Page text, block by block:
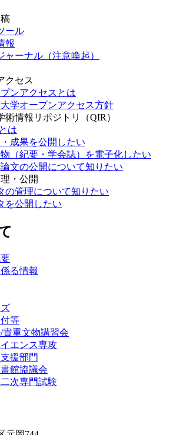
ール
報
ャーナル（注意喚起）
クセス
ンアクセスとは
学オープンアクセス方針
術情報リポジトリ（QIR）
は
成果を公開したい
（紀要・学会誌）を電子化したい
文の公開について知りたい
・公開
の管理について知りたい
を公開したい
る情報
等
貴重文物講習会
エンス専攻
援部門
館協議会
次専門試験